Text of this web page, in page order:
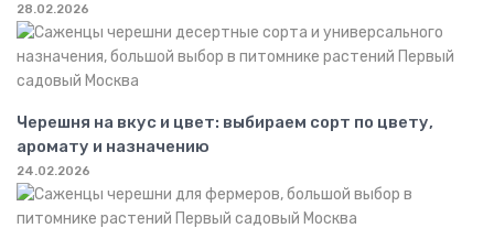
28.02.2026
Черешня на вкус и цвет: выбираем сорт по цвету,
аромату и назначению
24.02.2026